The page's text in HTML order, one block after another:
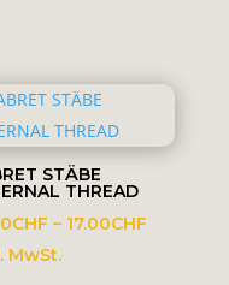
STÄBE
THREAD
CHF – 17.00CHF
MwSt.